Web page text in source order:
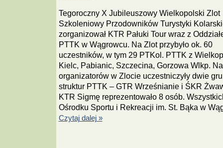
Tegoroczny X Jubileuszowy Wielkopolski Zlot
Szkoleniowy Przodowników Turystyki
zorganizował KTR Pałuki Tour wraz z
PTTK w Wągrowcu. Na Zlot przybyło ok. 60
uczestników, w tym 29 PTKol. PTTK z
Kielc, Pabianic, Szczecina, Gorzowa Wlkp.
organizatorów w Zlocie uczestniczyły dwie
struktur PTTK – GTR Wrześnianie i ŚKR
KTR Sigmę reprezentowało 8 osób.
Ośrodku Sportu i Rekreacji im. St. Bąka w
Czytaj dalej »